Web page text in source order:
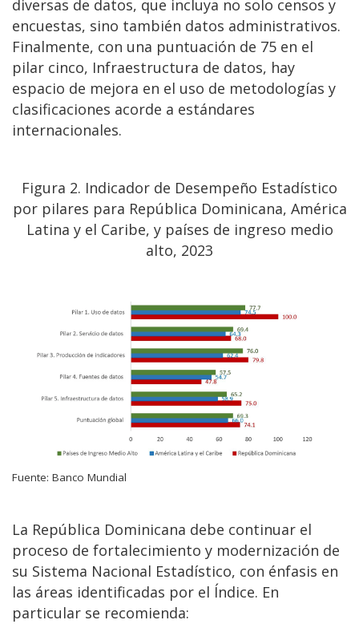
diversas de datos, que incluya no solo censos y
encuestas, sino también datos administrativos.
Finalmente, con una puntuación de 75 en el
pilar cinco, Infraestructura de datos, hay
espacio de mejora en el uso de metodologías y
clasificaciones acorde a estándares
internacionales.
Figura 2. Indicador de Desempeño Estadístico
por pilares para República Dominicana, América
Latina y el Caribe, y países de ingreso medio
alto, 2023
Fuente: Banco Mundial
La República Dominicana debe continuar el
proceso de fortalecimiento y modernización de
su Sistema Nacional Estadístico, con énfasis en
las áreas identificadas por el Índice. En
particular se recomienda: